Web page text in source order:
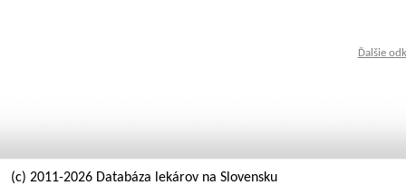
Ďalšie
(c) 2011-2026 Databáza lekárov na Slovensku